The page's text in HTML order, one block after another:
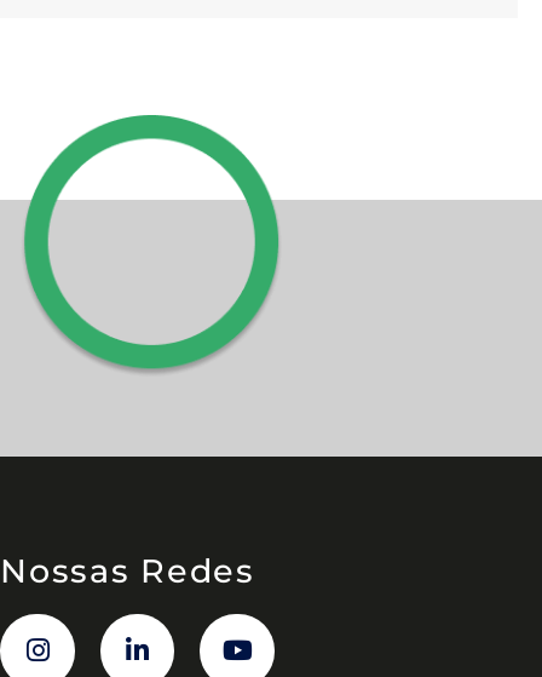
Nossas Redes